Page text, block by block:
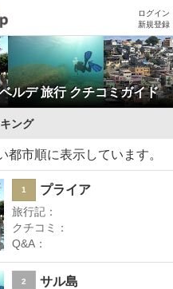
ログイン
新規登録
ルデ旅行 クチコミガイド
ング
都市順に表示しています。
1 プライア
旅行記：
クチコミ：
Q&A：
2 サル島